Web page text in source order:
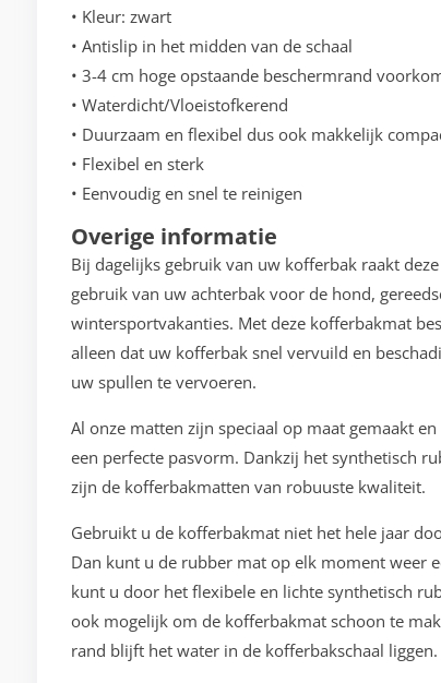
• Kleur: zwart
• Antislip in het midden van de schaal
• 3-4 cm hoge opstaande beschermrand
• Waterdicht/Vloeistofkerend
• Duurzaam en flexibel dus ook makkelijk
• Flexibel en sterk
• Eenvoudig en snel te reinigen
Overige informatie
Bij dagelijks gebruik van uw kofferbak raakt
gebruik van uw achterbak voor de hond,
wintersportvakanties. Met deze kofferbakmat
alleen dat uw kofferbak snel vervuild en
uw spullen te vervoeren.
Al onze matten zijn speciaal op maat gemaakt
een perfecte pasvorm. Dankzij het synthetisch
zijn de kofferbakmatten van robuuste kwaliteit.
Gebruikt u de kofferbakmat niet het hele jaar
Dan kunt u de rubber mat op elk moment weer
kunt u door het flexibele en lichte synthetisch
ook mogelijk om de kofferbakmat schoon te
rand blijft het water in de kofferbakschaal